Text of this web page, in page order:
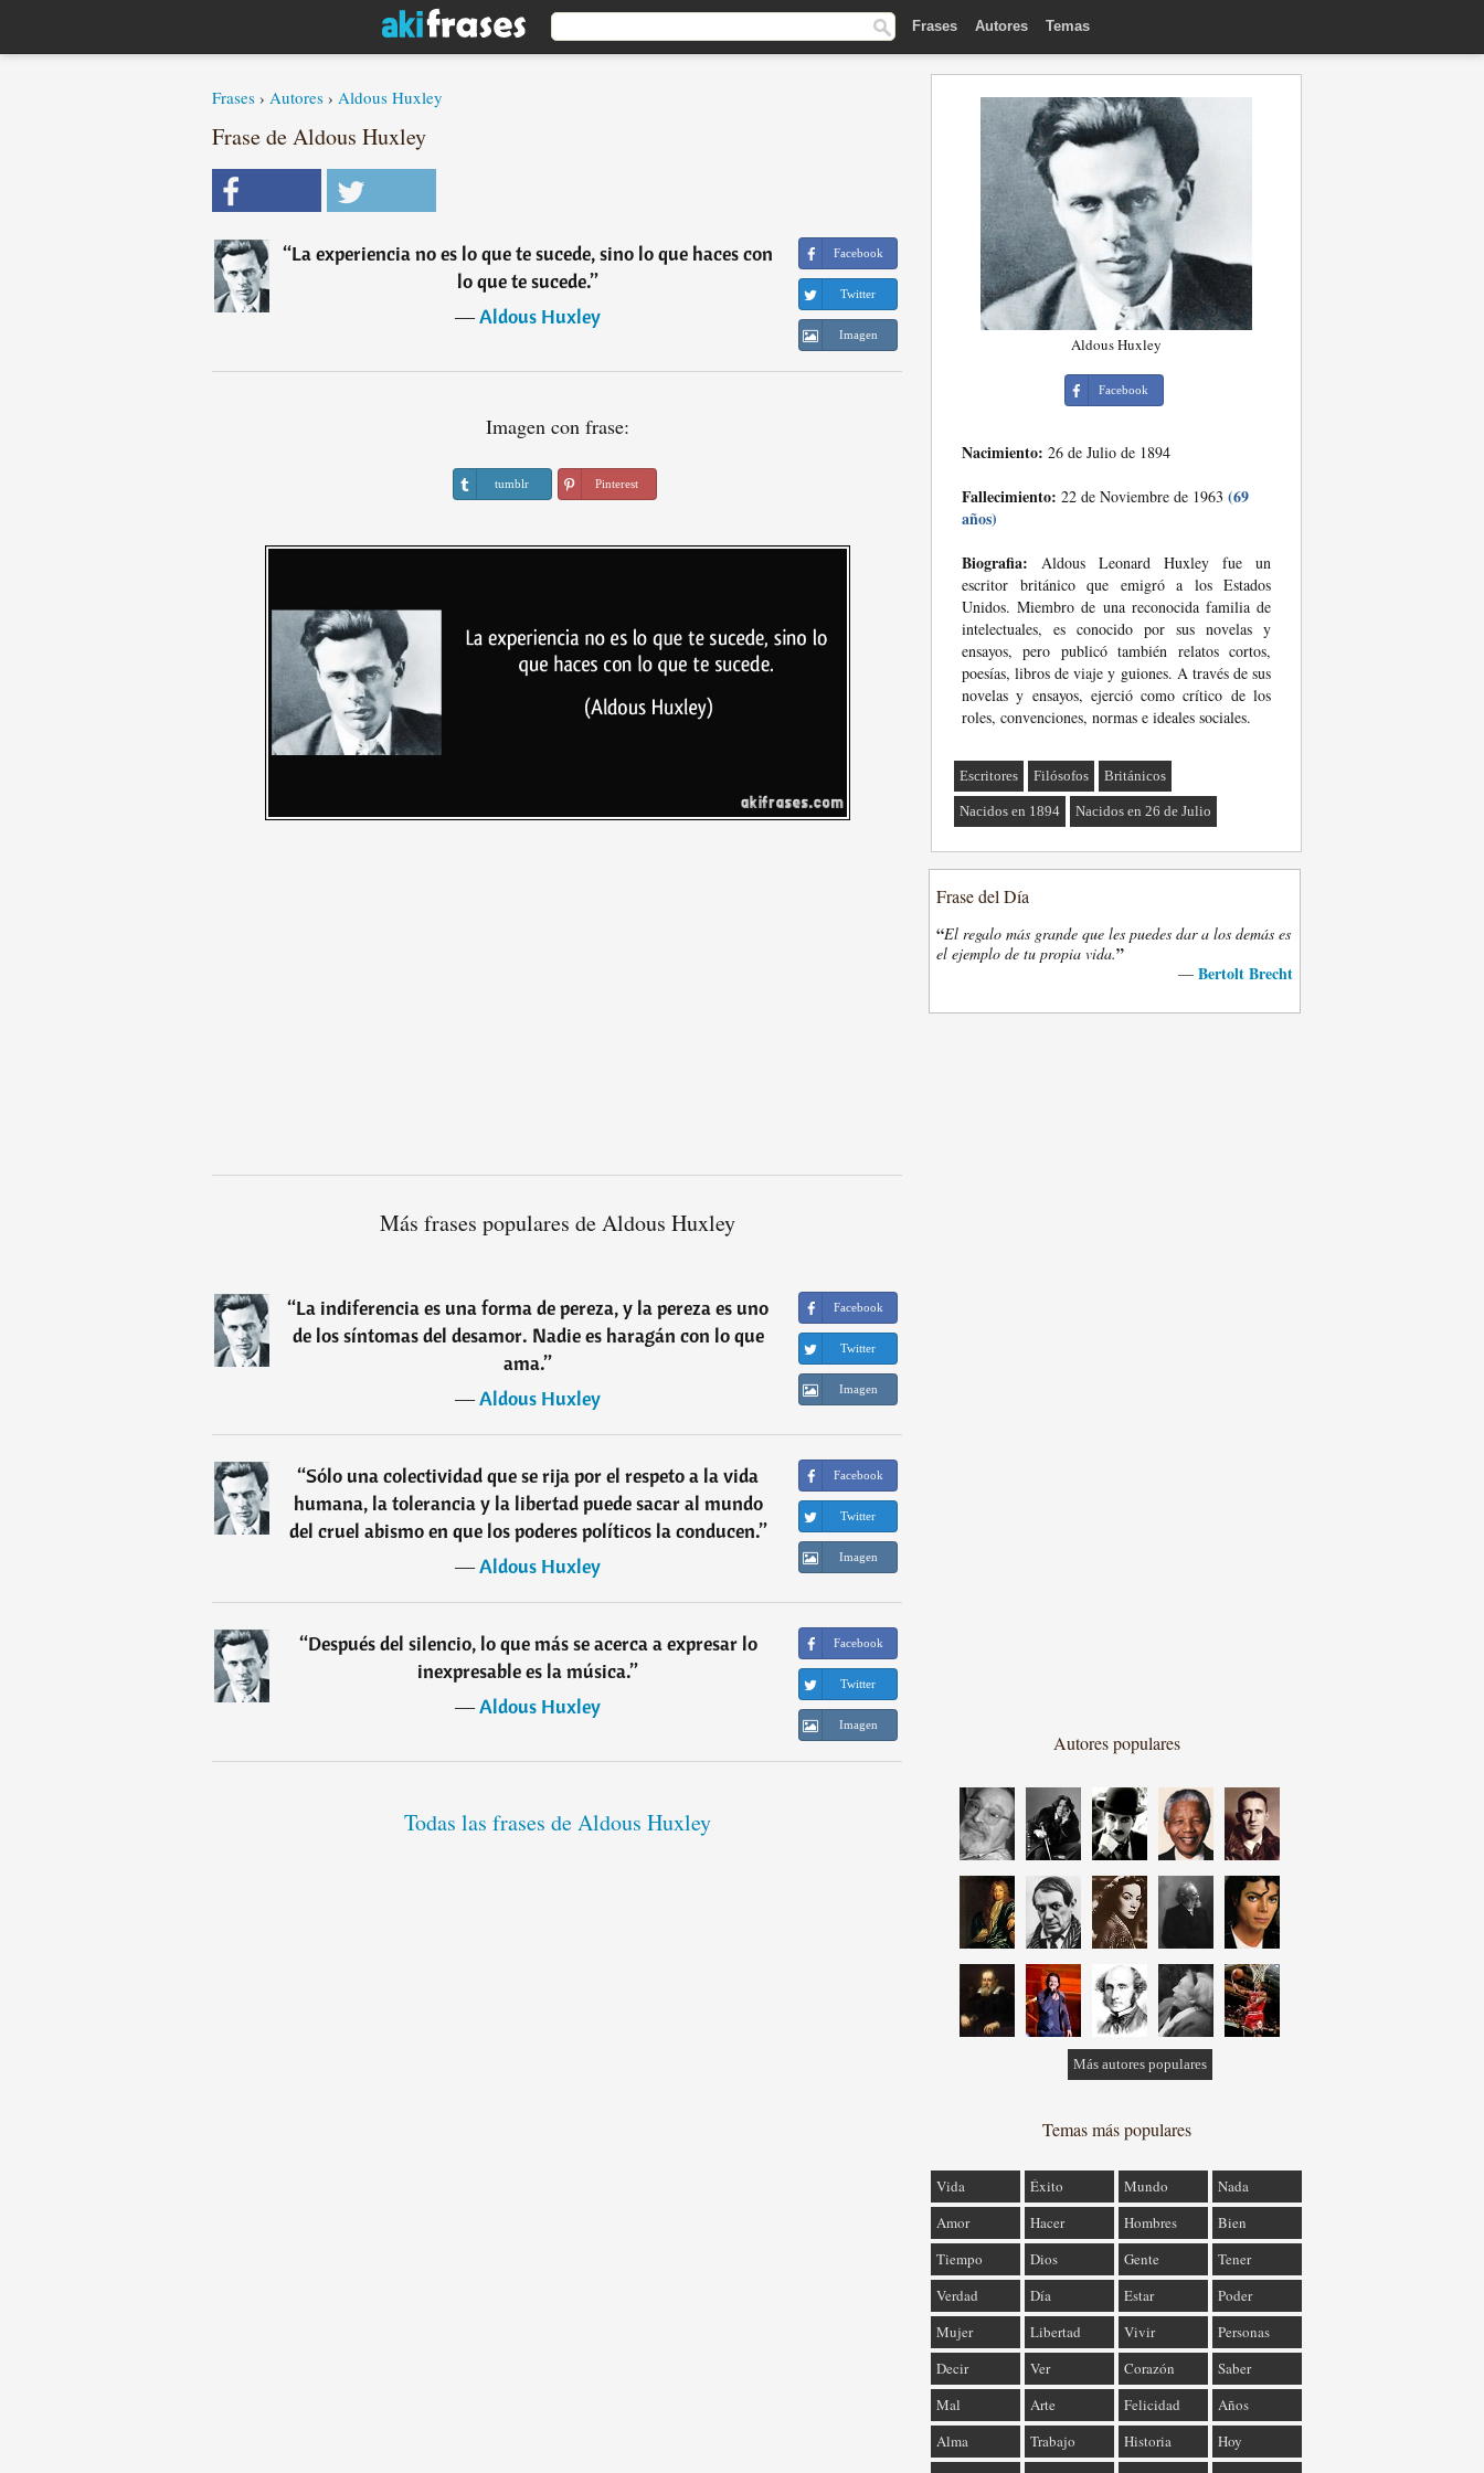
Frases Autores Temas
Frases › Autores › Aldous Huxley
Frase de Aldous Huxley
“La experiencia no es lo que te sucede, sino lo que haces con
lo que te sucede.”
―Aldous Huxley
Facebook
Twitter
Imagen
Imagen con frase:
tumblr Pinterest
Más frases populares de Aldous Huxley
“La indiferencia es una forma de pereza, y la pereza es uno
de los síntomas del desamor. Nadie es haragán con lo que
ama.”
―Aldous Huxley
Facebook
Twitter
Imagen
“Sólo una colectividad que se rija por el respeto a la vida
humana, la tolerancia y la libertad puede sacar al mundo
del cruel abismo en que los poderes políticos la conducen.”
―Aldous Huxley
Facebook
Twitter
Imagen
“Después del silencio, lo que más se acerca a expresar lo
inexpresable es la música.”
―Aldous Huxley
Facebook
Twitter
Imagen
Todas las frases de Aldous Huxley
Aldous Huxley
Facebook
Nacimiento: 26 de Julio de 1894
Fallecimiento: 22 de Noviembre de 1963 (69
años)
Biografia: Aldous Leonard Huxley fue un
escritor británico que emigró a los Estados
Unidos. Miembro de una reconocida familia de
intelectuales, es conocido por sus novelas y
ensayos, pero publicó también relatos cortos,
poesías, libros de viaje y guiones. A través de sus
novelas y ensayos, ejerció como crítico de los
roles, convenciones, normas e ideales sociales.
Escritores Filósofos Británicos
Nacidos en 1894 Nacidos en 26 de Julio
Frase del Día
“El regalo más grande que les puedes dar a los demás es
el ejemplo de tu propia vida.”
— Bertolt Brecht
Autores populares
Más autores populares
Temas más populares
Vida Éxito Mundo
Nada
Amor
Hacer Hombres
Bien
Tiempo
Dios Gente
Tener
Verdad
Día Estar
Poder
Mujer
Libertad Vivir
Personas
Decir
Ver Corazón
Saber
Mal
Arte Felicidad
Años
Alma
Trabajo Historia
Hoy